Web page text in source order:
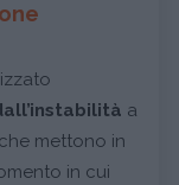
a
che mettono in
in cui